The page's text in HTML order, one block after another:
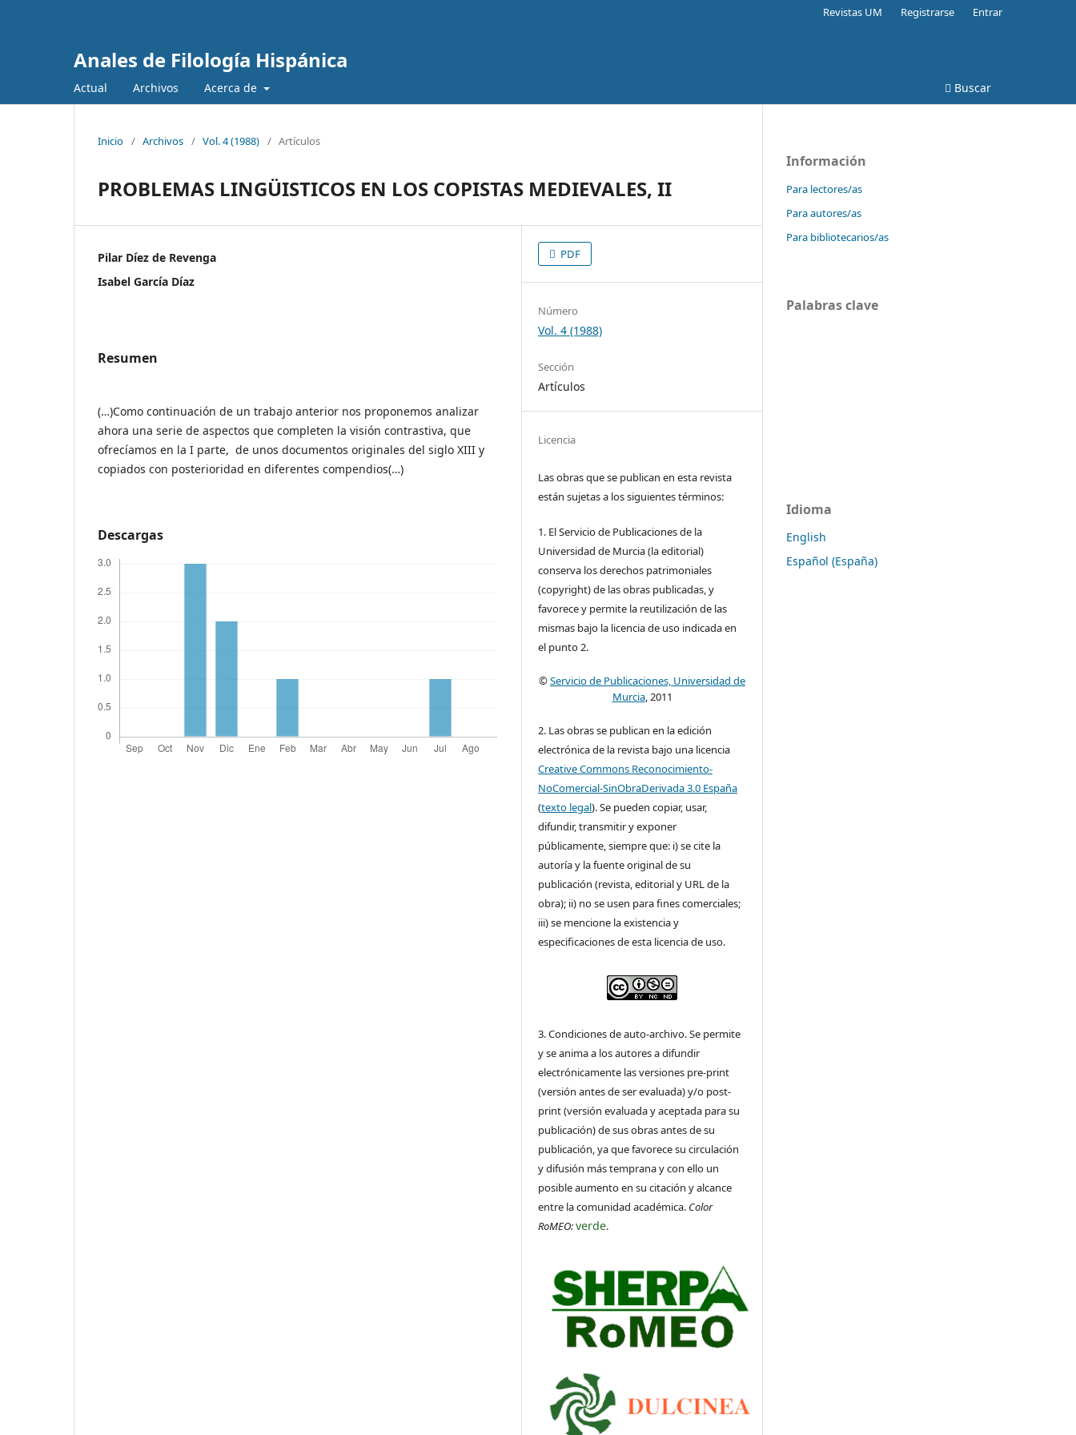
Anales de Filología Hispánica
Actual Archivos Acerca de Buscar
Revistas UM Registrarse Entrar
Inicio / Archivos / Vol. 4 (1988) / Artículos
PROBLEMAS LINGÜISTICOS EN LOS COPISTAS MEDIEVALES, II
Pilar Díez de Revenga
Isabel García Díaz
Resumen
(…)Como continuación de un trabajo anterior nos proponemos analizar
ahora una serie de aspectos que completen la visión contrastiva, que
ofrecíamos en la I parte, de unos documentos originales del siglo XIII y
copiados con posterioridad en diferentes compendios(…)
Descargas
PDF
Número
Vol. 4 (1988)
Sección
Artículos
Licencia
Las obras que se publican en esta revista
están sujetas a los siguientes términos:
1. El Servicio de Publicaciones de la
Universidad de Murcia (la editorial)
conserva los derechos patrimoniales
(copyright) de las obras publicadas, y
favorece y permite la reutilización de las
mismas bajo la licencia de uso indicada en
el punto 2.
©Servicio de Publicaciones, Universidad de
Murcia, 2011
2. Las obras se publican en la edición
electrónica de la revista bajo una licencia
Creative Commons Reconocimiento-
NoComercial-SinObraDerivada 3.0 España
(texto legal). Se pueden copiar, usar,
difundir, transmitir y exponer
públicamente, siempre que: i) se cite la
autoría y la fuente original de su
publicación (revista, editorial y URL de la
obra); ii) no se usen para fines comerciales;
iii) se mencione la existencia y
especificaciones de esta licencia de uso.
3. Condiciones de auto-archivo. Se permite
y se anima a los autores a difundir
electrónicamente las versiones pre-print
(versión antes de ser evaluada) y/o post-
print (versión evaluada y aceptada para su
publicación) de sus obras antes de su
publicación, ya que favorece su circulación
y difusión más temprana y con ello un
posible aumento en su citación y alcance
entre la comunidad académica. Color
RoMEO:verde.
Información
Para lectores/as
Para autores/as
Para bibliotecarios/as
Palabras clave
Idioma
English
Español (España)